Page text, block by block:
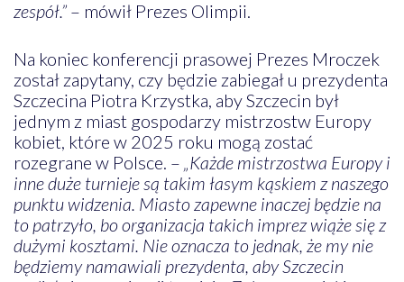
zespół.”– mówił Prezes Olimpii.
Na koniec konferencji prasowej Prezes Mroczek
został zapytany, czy będzie zabiegał u prezydenta
Szczecina Piotra Krzystka, aby Szczecin był
jednym z miast gospodarzy mistrzostw Europy
kobiet, które w 2025 roku mogą zostać
rozegrane w Polsce. – „Każde mistrzostwa Europy i
inne duże turnieje są takim łasym kąskiem z naszego
punktu widzenia. Miasto zapewne inaczej będzie na
to patrzyło, bo organizacja takich imprez wiąże się z
dużymi kosztami. Nie oznacza to jednak, że my nie
będziemy namawiali prezydenta, aby Szczecin